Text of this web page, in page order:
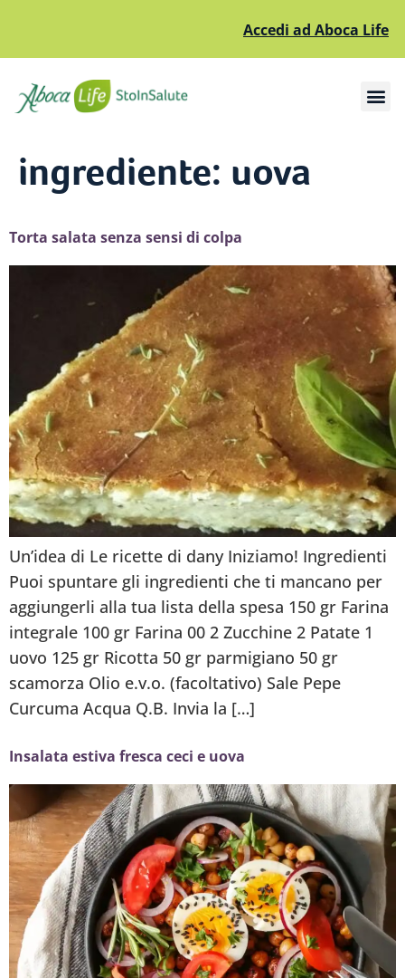
Accedi ad Aboca Life
ingrediente: uova
Torta salata senza sensi di colpa
Un’idea di Le ricette di dany Iniziamo! Ingredienti
Puoi spuntare gli ingredienti che ti mancano per
aggiungerli alla tua lista della spesa 150 gr Farina
integrale 100 gr Farina 00 2 Zucchine 2 Patate 1
uovo 125 gr Ricotta 50 gr parmigiano 50 gr
scamorza Olio e.v.o. (facoltativo) Sale Pepe
Curcuma Acqua Q.B. Invia la […]
Insalata estiva fresca ceci e uova